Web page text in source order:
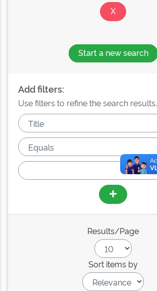
Start a new search
Add filters:
Use filters to refine the search results.
Results/Page
Sort items by